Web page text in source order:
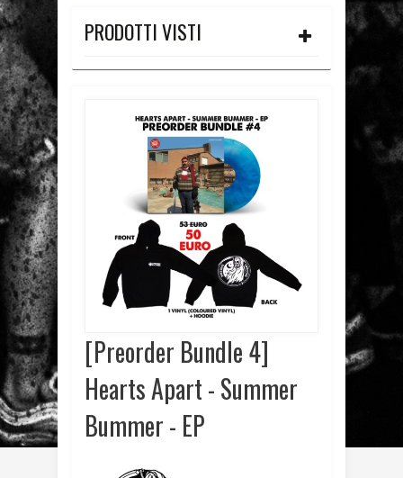
PRODOTTI VISTI
[Preorder Bundle 4]
Hearts Apart - Summer
Bummer - EP